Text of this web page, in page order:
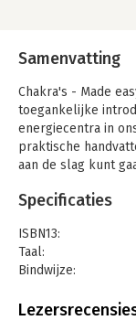
Samenvatting
Chakra's - Made
toegankelijke
energiecentra in
praktische
aan de slag kunt
op je gezondheid
bevrijden van
verhogen.
introductie en hét
Specificaties
ISBN13:
Taal:
Bindwijze:
Uitgever: